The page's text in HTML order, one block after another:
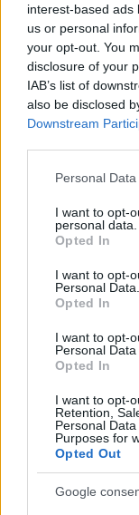
interest-based ads
us or personal
your opt-out. You
disclosure of your
IAB’s list of
also be disclosed
Downstream
Please note that
not limited to your
grant or deny
use your data for
consent section.
Personal
I want to opt-
personal data.
Opted In
I want to opt-
Personal Data.
Opted In
I want to opt-
Personal Data
Opted In
I want to opt-
Retention,
Personal
Purposes for
Opted Out
Google
Itt állítsd be,
legyen a
Kövess
Facebookon is!